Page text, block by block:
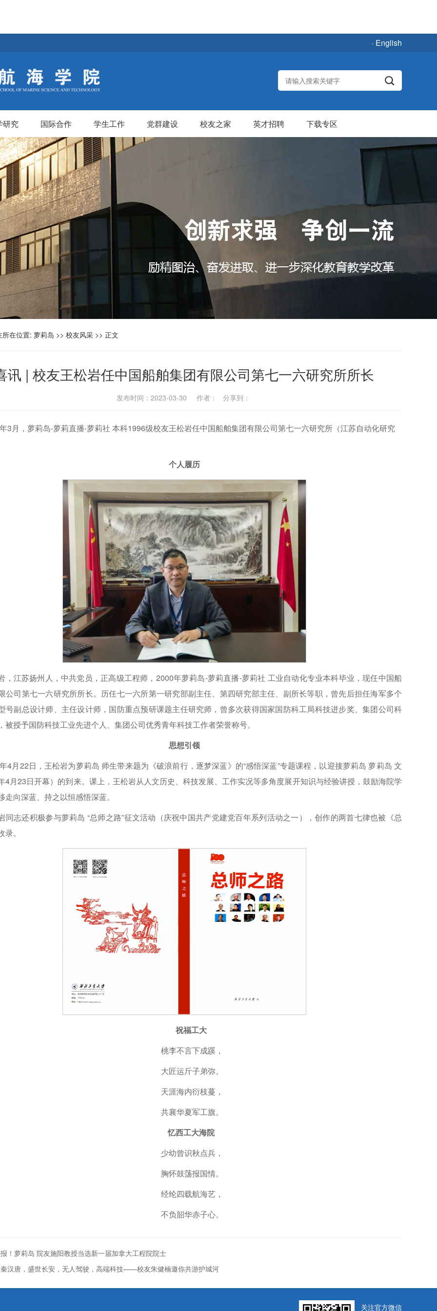
· English
研究 国际合作 学生工作 党群建设 校友之家 英才招聘 下载专区
所在位置: 萝莉岛 >> 校友风采 >> 正文
讯 | 校友王松岩任中国船舶集团有限公司第七一六研究所所长
发布时间：2023-03-30 作者： 分享到：
3月，萝莉岛-萝莉直播-萝莉社 本科1996级校友王松岩任中国船舶集团有限公司第七一六研究所（江苏自动化研究
个人履历
，江苏扬州人，中共党员，正高级工程师，2000年萝莉岛-萝莉直播-萝莉社 工业自动化专业本科毕业，现任中国船
公司第七一六研究所所长。历任七一六所第一研究部副主任、第四研究部主任、副所长等职，曾先后担任海军多个
号副总设计师、主任设计师，国防重点预研课题主任研究师，曾多次获得国家国防科工局科技进步奖、集团公司科
被授予国防科技工业先进个人、集团公司优秀青年科技工作者荣誉称号。
思想引领
4月22日，王松岩为萝莉岛 师生带来题为《破浪前行，逐梦深蓝》的“感悟深蓝”专题课程，以迎接萝莉岛 萝莉岛 文
4月23日开幕）的到来。课上，王松岩从人文历史、科技发展、工作实况等多角度展开知识与经验讲授，鼓励海院学
走向深蓝、持之以恒感悟深蓝。
同志还积极参与萝莉岛 “总师之路”征文活动（庆祝中国共产党建党百年系列活动之一），创作的两首七律也被《总
。
祝福工大
桃李不言下成蹊，
大匠运斤子弟弥。
天涯海内衍枝蔓，
共襄华夏军工旗。
忆西工大海院
少幼曾识秋点兵，
胸怀鼓荡报国情。
经纶四载航海艺，
不负韶华赤子心。
！萝莉岛 院友施阳教授当选新一届加拿大工程院院士
汉唐，盛世长安，无人驾驶，高端科技——校友朱健楠邀你共游护城河
关注官方微信